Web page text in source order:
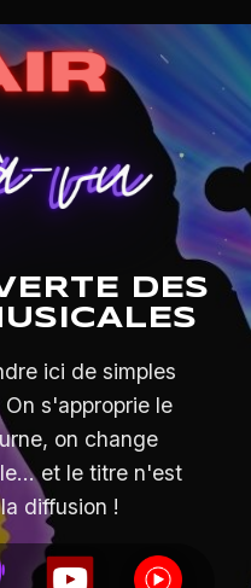
DES
ici de simples
s'approprie le
on change
et le titre n'est
diffusion !